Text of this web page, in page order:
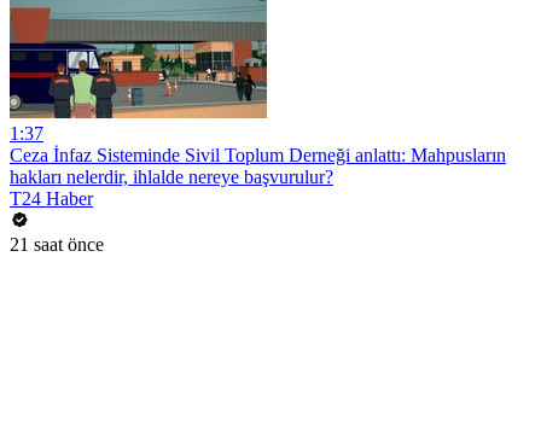
1:37
Ceza İnfaz Sisteminde Sivil Toplum Derneği anlattı: Mahpusların
hakları nelerdir, ihlalde nereye başvurulur?
T24 Haber
21 saat önce